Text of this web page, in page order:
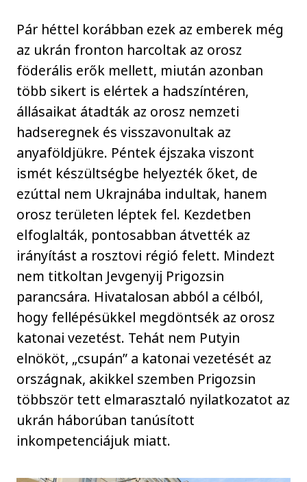
Pár héttel korábban ezek az emberek még
az ukrán fronton harcoltak az orosz
föderális erők mellett, miután azonban
több sikert is elértek a hadszíntéren,
állásaikat átadták az orosz nemzeti
hadseregnek és visszavonultak az
anyaföldjükre. Péntek éjszaka viszont
ismét készültségbe helyezték őket, de
ezúttal nem Ukrajnába indultak, hanem
orosz területen léptek fel. Kezdetben
elfoglalták, pontosabban átvették az
irányítást a rosztovi régió felett. Mindezt
nem titkoltan Jevgenyij Prigozsin
parancsára. Hivatalosan abból a célból,
hogy fellépésükkel megdöntsék az orosz
katonai vezetést. Tehát nem Putyin
elnököt, „csupán” a katonai vezetését az
országnak, akikkel szemben Prigozsin
többször tett elmarasztaló nyilatkozatot az
ukrán háborúban tanúsított
inkompetenciájuk miatt.